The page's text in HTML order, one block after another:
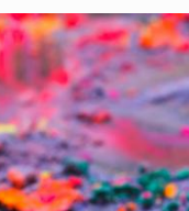
COMITATO SCIENTIFICO
CODICI RUBRICHE LIBRI